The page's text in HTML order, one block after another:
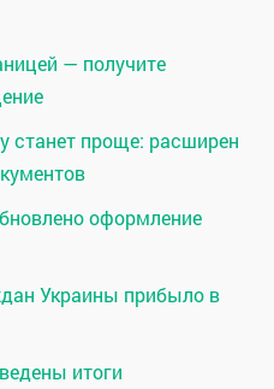
— получите
станет проще: расширен
оформление
Украины прибыло в
итоги